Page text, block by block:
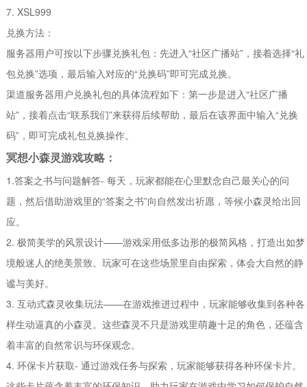
7. XSL999
兑换方法：
服务器用户可按以下步骤兑换礼包：先进入“社区广播站”，接着选择“礼
包兑换”选项，最后输入对应的“兑换码”即可完成兑换。
渠道服务器用户兑换礼包的具体流程如下：第一步是进入“社区广播
站”，接着点击“联系我们”来获得后续帮助，最后在该界面中输入“兑换
码”，即可完成礼包兑换操作。
冥想小森灵游戏攻略：
1.答案之书与问题解答- 每天，玩家都能在心里默念自己最关心的问
题，然后借助游戏里的“答案之书”向自然发出祈愿，等候小森灵给出回
应。
2. 极简美学的风景设计——游戏采用低多边形的极简风格，打造出如梦
境般迷人的绝美景致。玩家可在这些场景里自由探索，体会大自然的静
谧与美好。
3. 互动式森灵收集玩法——在游戏推进过程中，玩家能够收集到各种各
样生动逼真的小森灵。这些森灵不只是游戏里萌趣十足的角色，还蕴含
着丰富的自然常识与环保观念。
4. 环保卡片获取- 通过游戏任务与探索，玩家能够获得各种环保卡片。